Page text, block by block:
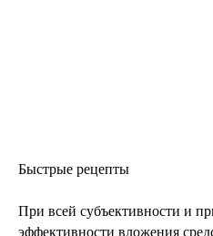
Быстрые рецепты
При всей субъективности и
эффективности вложения